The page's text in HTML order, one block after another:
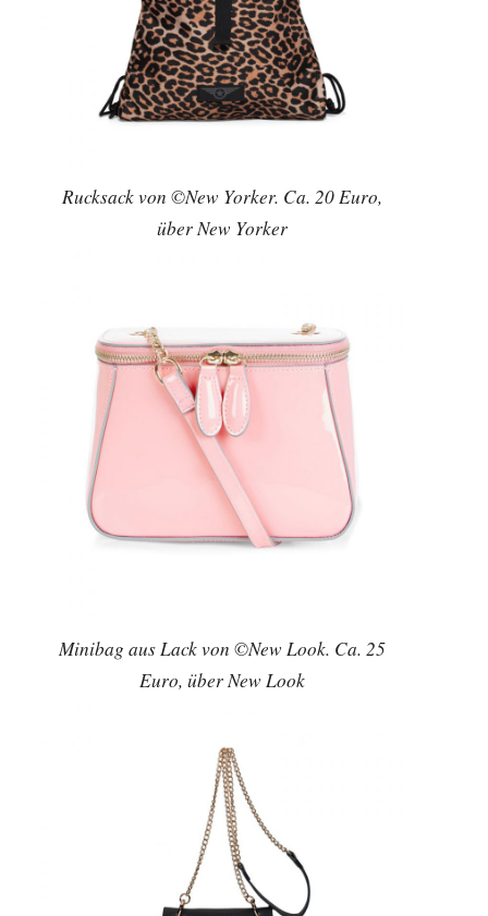
Rucksack von ©New Yorker. Ca. 20 Euro,
über New Yorker
Minibag aus Lack von ©New Look. Ca. 25
Euro, über New Look